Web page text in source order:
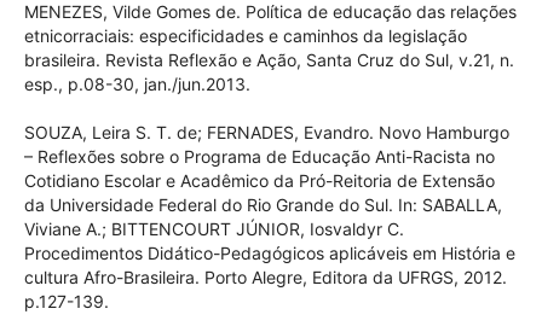
MENEZES, Vilde Gomes de. Política de educação das relações
etnicorraciais: especificidades e caminhos da legislação
brasileira. Revista Reflexão e Ação, Santa Cruz do Sul, v.21, n.
esp., p.08-30, jan./jun.2013.
SOUZA, Leira S. T. de; FERNADES, Evandro. Novo Hamburgo
– Reflexões sobre o Programa de Educação Anti-Racista no
Cotidiano Escolar e Acadêmico da Pró-Reitoria de Extensão
da Universidade Federal do Rio Grande do Sul. In: SABALLA,
Viviane A.; BITTENCOURT JÚNIOR, Iosvaldyr C.
Procedimentos Didático-Pedagógicos aplicáveis em História e
cultura Afro-Brasileira. Porto Alegre, Editora da UFRGS, 2012.
p.127-139.